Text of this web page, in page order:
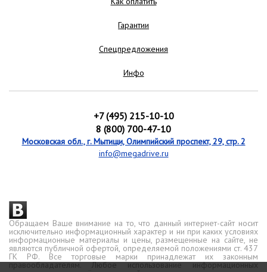
Гарантии
Спецпредложения
Инфо
+7 (495) 215-10-10
8 (800) 700-47-10
Московская обл., г. Мытищи, Олимпийский проспект, 29, стр. 2
info@megadrive.ru
Обращаем Ваше внимание на то, что данный интернет-сайт носит
исключительно информационный характер и ни при каких условиях
информационные материалы и цены, размещенные на сайте, не
являются публичной офертой, определяемой положениями ст. 437
ГК РФ. Все торговые марки принадлежат их законным
правообладателям. Любое использование информационных